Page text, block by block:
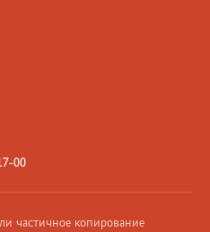
00
частичное копирование